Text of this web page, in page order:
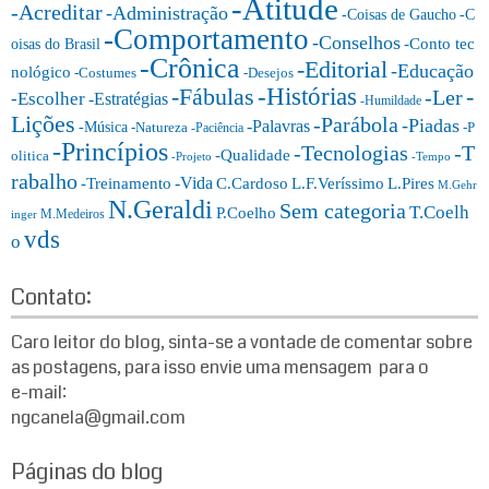
r
i
a
s:
-Acreditar-Administração -Atitude -Coisas de Gaucho -C
oisas do Brasil -Comportamento -Conselhos-Conto tec
nológico -Costumes -Crônica -Desejos -Editorial-Educação
-Escolher-Estratégias-Fábulas-Histórias -Humildade -Ler-
Lições -Música -Natureza -Paciência -Palavras-Parábola-Piadas -P
olitica -Princípios -Projeto -Qualidade -Tecnologias -Tempo -T
rabalho-Treinamento -VidaC.Cardoso L.F.Veríssimo L.Pires M.Gehr
inger M.Medeiros N.GeraldiP.Coelho Sem categoriaT.Coelh
o vds
Contato:
Caro leitor do blog, sinta-se a vontade de comentar sobre
as postagens, para isso envie uma mensagem para o
e-mail:
ngcanela@gmail.com
Páginas do blog